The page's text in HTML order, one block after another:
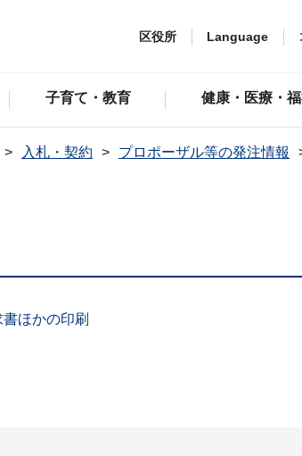
区役所 Language
子育て・教育 健康・医療・
入札・契約 プロポーザル等の発注情報
ほかの印刷